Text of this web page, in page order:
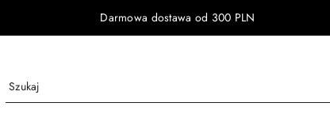
Darmowa dostawa od 300 PLN